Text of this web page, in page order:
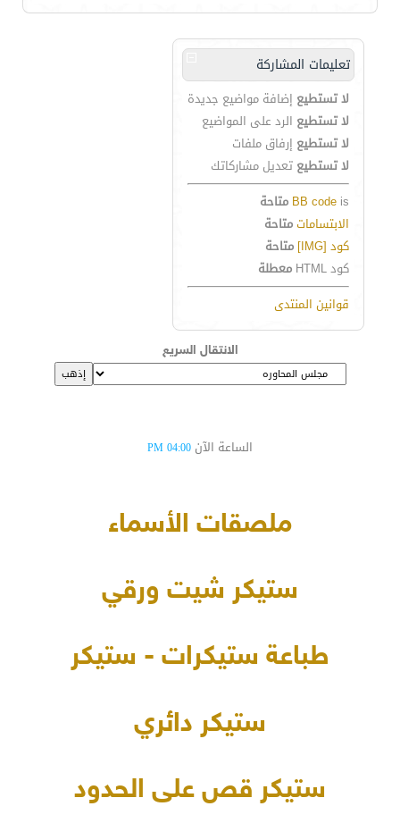
تعليمات المشاركة
لا تستطيع إضافة مواضيع جديدة
لا تستطيع الرد على المواضيع
لا تستطيع إرفاق ملفات
لا تستطيع تعديل مشاركاتك
BB code is
متاحة
الابتساماتمتاحة
كود [IMG]
متاحة
كود HTML
معطلة
قوانين المنتدى
الانتقال السريع
الساعة الآن 04:00 PM
ملصقات الأسماء
ستيكر شيت ورقي
طباعة ستيكرات - ستيكر
ستيكر دائري
ستيكر قص على الحدود